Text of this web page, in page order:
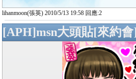
lihanmoon(張英) 2010/5/13 19:58 回應:2
[APH]msn大頭貼[來約會]